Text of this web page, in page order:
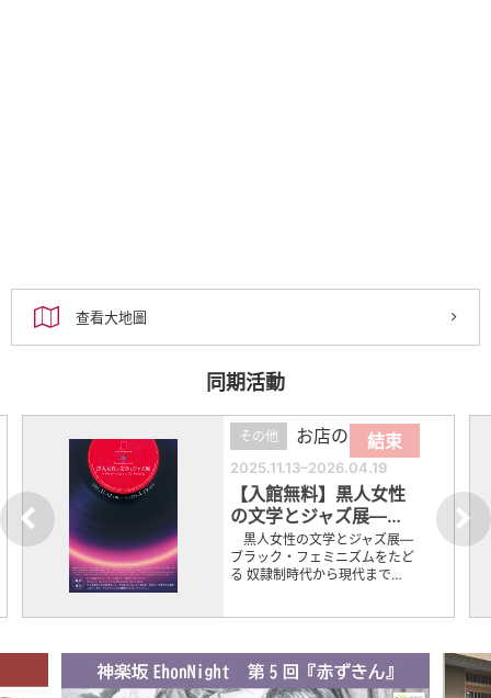
查看大地圖
同期活動
結束
その他 お店の催し
2025.11.13–2026.04.19
【入館無料】黒人女性
の文学とジャズ展―…
黒人女性の文学とジャズ展―
ブラック・フェミニズムをたど
る 奴隷制時代から現代まで…